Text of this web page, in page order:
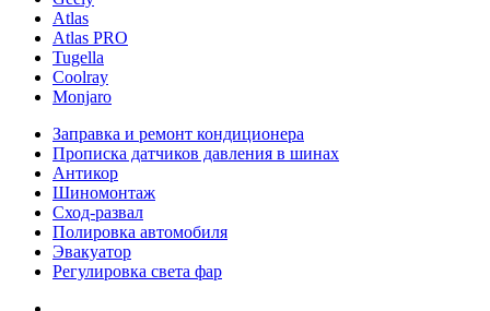
Atlas
Atlas PRO
Tugella
Coolray
Monjaro
Заправка и ремонт кондиционера
Прописка датчиков давления в шинах
Антикор
Шиномонтаж
Сход-развал
Полировка автомобиля
Эвакуатор
Регулировка света фар